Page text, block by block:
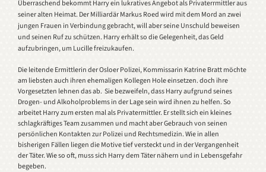
Überraschend bekommt Harry ein lukratives Angebot als Privaterrmittler aus
seiner alten Heimat. Der Milliardär Markus Roed wird mit dem Mord an zwei
jungen Frauen in Verbindung gebracht, will aber seine Unschuld beweisen
und seinen Ruf zu schützen. Harry erhält so die Gelegenheit, das Geld
aufzubringen, um Lucille freizukaufen.
Die leitende Ermittlerin der Osloer Polizei, Kommissarin Katrine Bratt möchte
am liebsten auch ihren ehemaligen Kollegen Hole einsetzen. doch ihre
Vorgesetzten lehnen das ab. Sie bezweifeln, dass Harry aufgrund seines
Drogen- und Alkoholproblems in der Lage sein wird ihnen zu helfen. So
arbeitet Harry zum ersten mal als Privatermittler. Er stellt sich ein kleines
schlagkräftiges Team zusammen und macht aber Gebrauch von seinen
persönlichen Kontakten zur Polizei und Rechtsmedizin. Wie in allen
bisherigen Fällen liegen die Motive tief versteckt und in der Vergangenheit
der Täter. Wie so oft, muss sich Harry dem Täter nähern und in Lebensgefahr
begeben.